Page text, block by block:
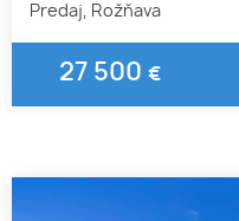
Predaj, Rožňava
27 500 €